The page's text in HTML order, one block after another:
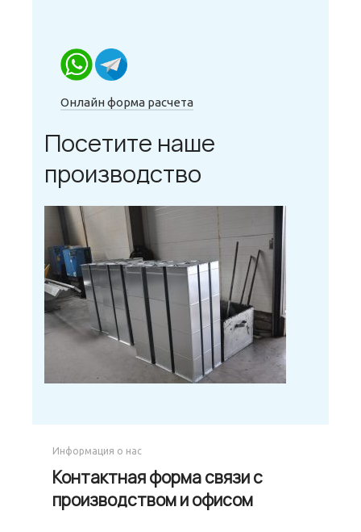
Онлайн форма расчета
Посетите наше
производство
Информация о нас
Контактная форма связи с
производством и офисом